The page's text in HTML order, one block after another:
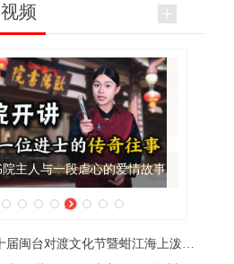
频
粽亮相央视《新闻联播》